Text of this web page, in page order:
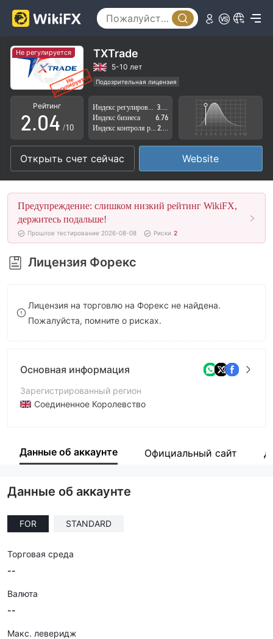
Не регулируется TXTrade
5-10 лет
Подозрительная лицензия
Регион деятельности подозрителен
Высокие потенциальные риски
Рейтинг
0
1
2
3
4
5
6
7
8
9
.0
1
2
3
4
5
6
7
8
9
0
1
2
3
4
5
6
7
8
9
/10
Индекс бизнеса
6.76
Открыть счет сейчас Website
Предупреждение: слишком низкий рейтинг WikiFX,
держитесь подальше!
Прошлое тестирование 2026-08-08 Риски 2
Лицензия Форекс
Лицензия на торговлю на Форекс не найдена.
Пожалуйста, помните о рисках.
Основная информация
Зарегистрированный регион
Соединенное Королевство
Компания
Данные об аккаунте Официальный сайт
Данные об аккаунте
FOR STANDARD
Торговая среда
--
Валюта
--
Макс. леверидж